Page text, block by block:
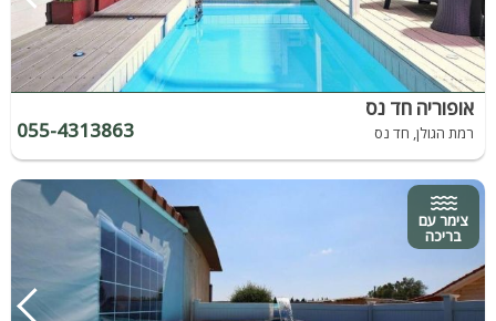
אופוריה חד נס
רמת הגולן, חד נס 055-4313863
צימר עם
בריכה